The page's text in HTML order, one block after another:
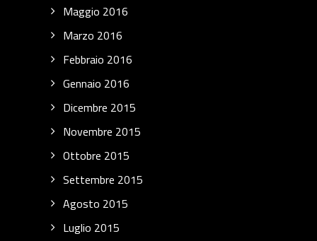
Maggio 2016
Marzo 2016
Febbraio 2016
Gennaio 2016
Dicembre 2015
Novembre 2015
Ottobre 2015
Settembre 2015
Agosto 2015
Luglio 2015